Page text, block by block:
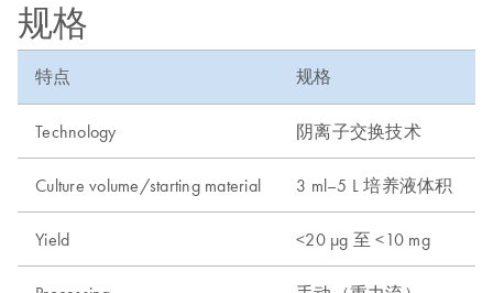
规格
特点 规格
Technology 阴离子交换技术
Culture volume/starting material 3 ml–5 L 培养液体积
Yield <20 µg 至 <10 mg